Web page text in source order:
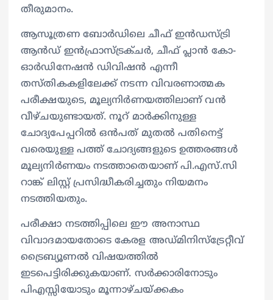
തീരുമാനം.
ആസൂത്രണ ബോർഡിലെ ചീഫ് ഇൻഡസ്ട്രി
ആൻഡ് ഇൻഫ്രാസ്ട്രക്ചർ, ചീഫ് പ്ലാൻ കോ-
ഓർഡിനേഷൻ ഡിവിഷൻ എന്നീ
തസ്തികകളിലേക്ക് നടന്ന വിവരണാത്മക
പരീക്ഷയുടെ, മൂല്യനിര്‍ണയത്തിലാണ് വന്‍
വീഴ്ചയുണ്ടായത്. നൂറ് മാർക്കിനുള്ള
ചോദ്യപേപ്പറിൽ ഒൻപത് മുതൽ പതിനെട്ട്
വരെയുള്ള പത്ത് ചോദ്യങ്ങളുടെ ഉത്തരങ്ങൾ
മൂല്യനിർണയം നടത്താതെയാണ് പി.എസ്.സി
റാങ്ക് ലിസ്റ്റ് പ്രസിദ്ധീകരിച്ചതും നിയമനം
നടത്തിയതും.
​പരീക്ഷാ നടത്തിപ്പിലെ ഈ അനാസ്ഥ
വിവാദമായതോടെ കേരള അഡ്മിനിസ്ട്രേറ്റീവ്
ട്രൈബ്യൂണൽ വിഷയത്തിൽ
ഇടപെട്ടിരിക്കുകയാണ്. സർക്കാരിനോടും
പിഎസ്സിയോടും മൂന്നാഴ്ചയ്ക്കകം